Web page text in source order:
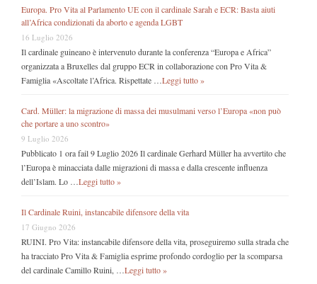
Europa. Pro Vita al Parlamento UE con il cardinale Sarah e ECR: Basta aiuti
all’Africa condizionati da aborto e agenda LGBT
16 Luglio 2026
Il cardinale guineano è intervenuto durante la conferenza “Europa e Africa”
organizzata a Bruxelles dal gruppo ECR in collaborazione con Pro Vita &
Famiglia «Ascoltate l’Africa. Rispettate …Leggi tutto »
Card. Müller: la migrazione di massa dei musulmani verso l’Europa «non può
che portare a uno scontro»
9 Luglio 2026
Pubblicato 1 ora fail 9 Luglio 2026 Il cardinale Gerhard Müller ha avvertito che
l’Europa è minacciata dalle migrazioni di massa e dalla crescente influenza
dell’Islam. Lo …Leggi tutto »
Il Cardinale Ruini, instancabile difensore della vita
17 Giugno 2026
RUINI. Pro Vita: instancabile difensore della vita, proseguiremo sulla strada che
ha tracciato Pro Vita & Famiglia esprime profondo cordoglio per la scomparsa
del cardinale Camillo Ruini, …Leggi tutto »